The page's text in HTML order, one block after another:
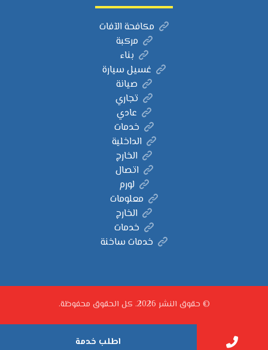
مكافحة الآفات
مركبة
بناء
غسيل سيارة
صيانة
تجاري
عادي
خدمات
الداخلية
الخارج
اتصال
لورم
معلومات
الخارج
خدمات
خدمات ساخنة
© حقوق النشر 2026. كل الحقوق محفوظة.
اطلب خدمة